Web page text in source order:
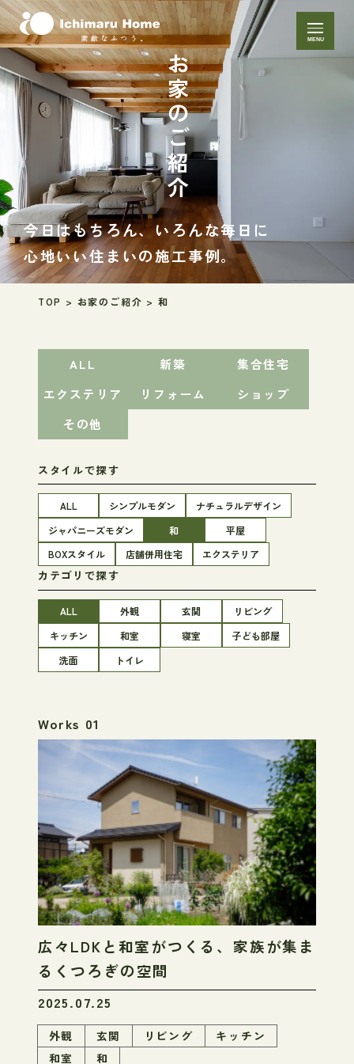
MENU
お家のご紹介
今日はもちろん、いろんな毎日に
心地いい住まいの施工事例。
TOP > お家のご紹介 > 和
ALL 新築
集合住宅
エクステリア
リフォーム
ショップ
その他
スタイルで探す
ALL シンプルモダン
ナチュラルデザイン
ジャパニーズモダン
和
平屋
BOXスタイル
店舗併用住宅 エクステリア
カテゴリで探す
ALL 外観 玄関
リビング
キッチン
和室 寝室
子ども部屋
洗面
トイレ
Works 01
2025.07.25
広々LDKと和室がつくる、家族が集ま
るくつろぎの空間
外観 玄関 リビング
キッチン
和室
和